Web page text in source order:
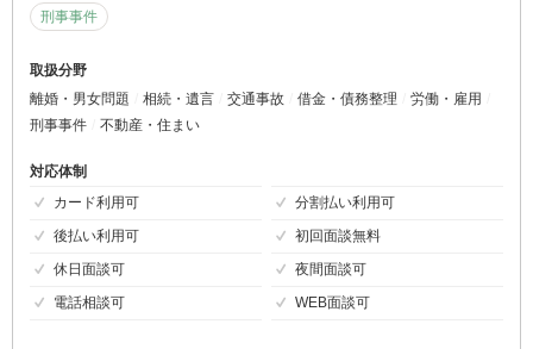
刑事事件
取扱分野
離婚・男女問題
相続・遺言 交通事故 借金・債務整理
労働・雇用
刑事事件
不動産・住まい
対応体制
カード利用可
分割払い利用可
後払い利用可
初回面談無料
休日面談可
夜間面談可
電話相談可
WEB面談可